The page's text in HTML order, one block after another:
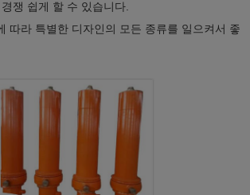
쟁 쉽게 할 수 있습니다.
따라 특별한 디자인의 모든 종류를 일으켜서 좋